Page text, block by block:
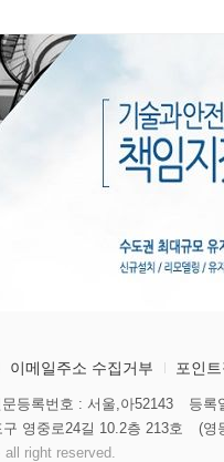
이메일주소 수집거부 포인
등록번호 : 서울,아52143
등록
영중로24길 10.2층 213호
(영
right reserved.